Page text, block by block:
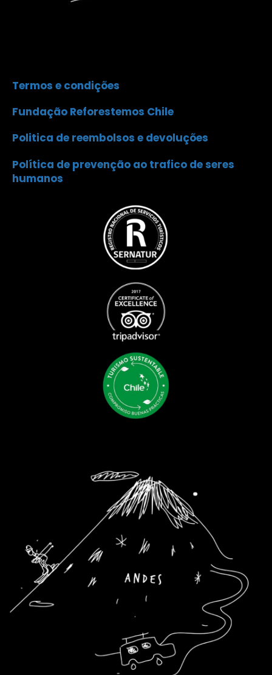
Termos e condições
Fundação Reforestemos Chile
Politica de reembolsos e devoluções
Política de prevenção ao trafico de seres
humanos